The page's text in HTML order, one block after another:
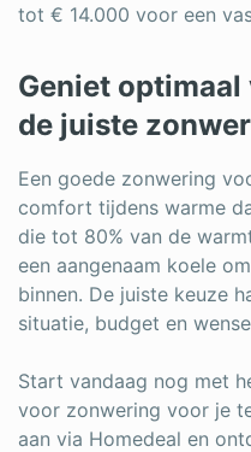
tot € 14.000 voor een
Geniet
de juiste
Een goede zonwering
comfort tijdens warme
die tot 80% van de
een aangenaam koele
binnen. De juiste keuze
situatie, budget en
Start vandaag nog met
voor zonwering voor je
aan via Homedeal en